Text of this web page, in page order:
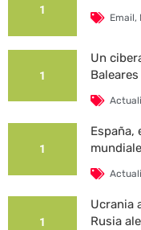
1
Email,
1
Un
Baleares
1
España,
1
Ucrania
Rusia